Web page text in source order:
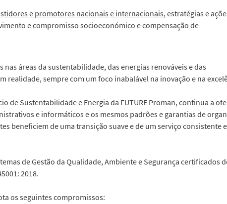
e promotores nacionais e internacionais, estratégias e
e compromisso socioeconómico e compensação de
áreas da sustentabilidade, das energias renováveis e das
sempre com um foco inabalável na inovação e na
de Sustentabilidade e Energia da FUTURE Proman, continua a
e informáticos e os mesmos padrões e garantias de
beneficiem de uma transição suave e de um serviço consistente
de Gestão da Qualidade, Ambiente e Segurança certificados
2018.
os seguintes compromissos: